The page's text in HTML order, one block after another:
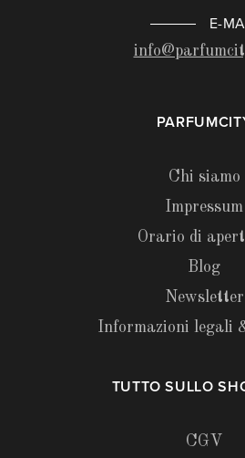
E-
Chi siamo
Impressum
Orario di
Blog
Newsletter
Informazioni legali
TUTTO SULLO
CGV